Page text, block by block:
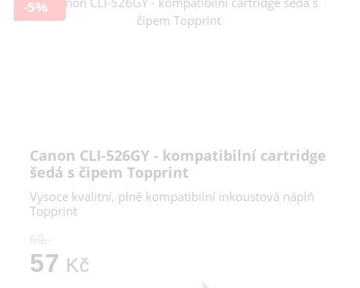
-5%
Canon CLI-526GY - kompatibilní cartridge
šedá s čipem Topprint
Vysoce kvalitní, plně kompatibilní inkoustová náplň
Topprint
60,-
57 Kč